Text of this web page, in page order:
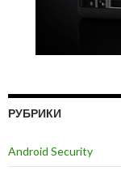
РУБРИКИ
Android Security